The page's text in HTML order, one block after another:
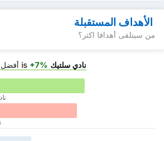
الأهداف المستقبلة
من سيتلقى أهدافا اكثر؟
نادي سلتيك +7% أفضل